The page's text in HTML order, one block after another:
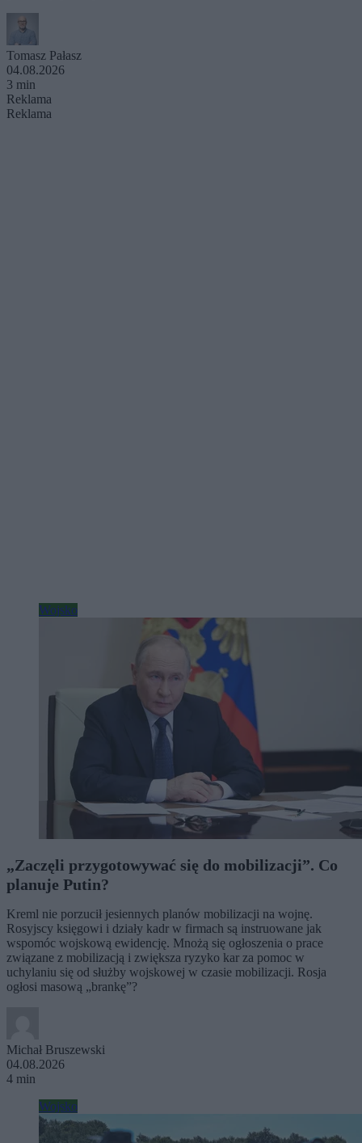
Tomasz Pałasz
04.08.2026
3 min
Reklama
Reklama
Wojsko
„Zaczęli przygotowywać się do mobilizacji”. Co
planuje Putin?
Kreml nie porzucił jesiennych planów mobilizacji na wojnę.
Rosyjscy księgowi i działy kadr w firmach są instruowane jak
wspomóc wojskową ewidencję. Mnożą się ogłoszenia o prace
związane z mobilizacją i zwiększa ryzyko kar za pomoc w
uchylaniu się od służby wojskowej w czasie mobilizacji. Rosja
ogłosi masową „brankę”?
Michał Bruszewski
04.08.2026
4 min
Wojsko